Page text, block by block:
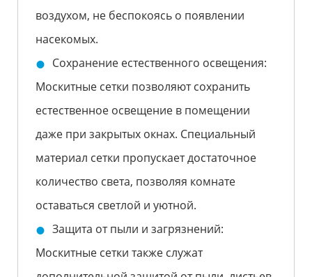
воздухом, не беспокоясь о появлении
насекомых.
Сохранение естественного освещения:
Москитные сетки позволяют сохранить
естественное освещение в помещении
даже при закрытых окнах. Специальный
материал сетки пропускает достаточное
количество света, позволяя комнате
оставаться светлой и уютной.
Защита от пыли и загрязнений:
Москитные сетки также служат